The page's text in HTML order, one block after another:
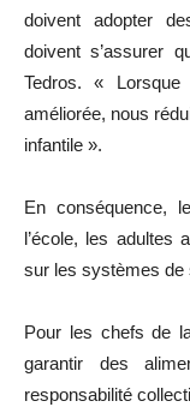
doivent adopter
doivent s’assurer
Tedros. «
améliorée, nous
infantile ».
En conséquence,
l’école, les adultes
sur les systèmes de
Pour les chefs de
garantir des
responsabilité